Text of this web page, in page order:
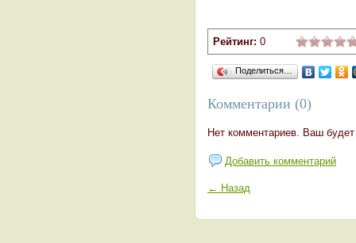
Рейтинг: 0
Поделиться…
Комментарии (0)
Нет комментариев. Ваш
Добавить комментарий
← Назад